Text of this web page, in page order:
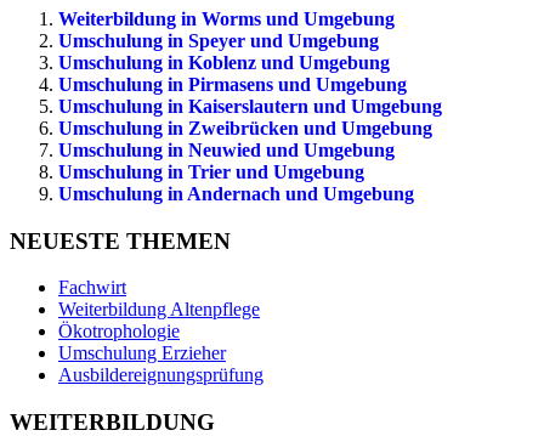
Weiterbildung in Worms und Umgebung
Umschulung in Speyer und Umgebung
Umschulung in Koblenz und Umgebung
Umschulung in Pirmasens und Umgebung
Umschulung in Kaiserslautern und Umgebung
Umschulung in Zweibrücken und Umgebung
Umschulung in Neuwied und Umgebung
Umschulung in Trier und Umgebung
Umschulung in Andernach und Umgebung
NEUESTE THEMEN
Fachwirt
Weiterbildung Altenpflege
Ökotrophologie
Umschulung Erzieher
Ausbildereignungsprüfung
WEITERBILDUNG